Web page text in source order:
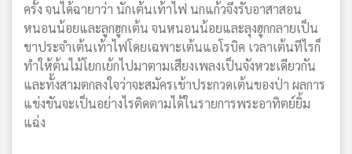
ครั้ง จนได้ฉายาว่า นักเต้นเท้าไฟ นกแก้วจึงรับอาสาสอน
หนอนน้อยและลูกฮูกเต้น จนหนอนน้อยและลุงฮูกกลายเป็น
ขาประจำเต้นเท้าไฟโดยเฉพาะเต้นแอโรบิค เวลาเต้นทีไรก็
ทำให้ต้นไม้โยกเย้กไปมาตามเสียงเพลงเป็นจังหวะเดียวกัน
และทั้งสามตกลงใจว่าจะสมัครเข้าประกวดเต้นของป่า ผลการ
แข่งขันจะเป็นอย่างไรติดตามได้ในรายการพระอาทิตย์ยิ้ม
แฉ่ง